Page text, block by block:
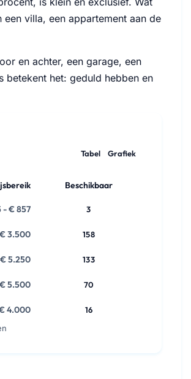
villa, een appartement aan de
en achter, een garage, een
betekent het: geduld hebben en
Tabel Grafiek
Beschikbaar
- € 857 3
3.500 158
5.250 133
5.500 70
4.000
16